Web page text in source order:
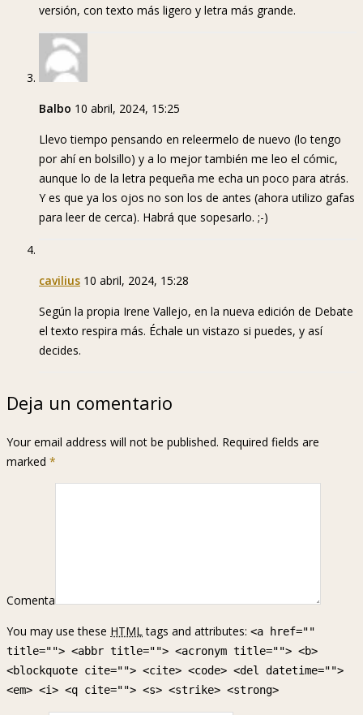
versión, con texto más ligero y letra más grande.
Balbo 10 abril, 2024, 15:25
Llevo tiempo pensando en releermelo de nuevo (lo tengo
por ahí en bolsillo) y a lo mejor también me leo el cómic,
aunque lo de la letra pequeña me echa un poco para atrás.
Y es que ya los ojos no son los de antes (ahora utilizo gafas
para leer de cerca). Habrá que sopesarlo. ;-)
cavilius 10 abril, 2024, 15:28
Según la propia Irene Vallejo, en la nueva edición de Debate
el texto respira más. Échale un vistazo si puedes, y así
decides.
Deja un comentario
Your email address will not be published. Required fields are
marked *
Comenta
You may use these HTMLtags and attributes: <a href=""
title=""> <abbr title=""> <acronym title=""> <b>
<blockquote cite=""> <cite> <code> <del datetime="">
<em> <i> <q cite=""> <s> <strike> <strong>